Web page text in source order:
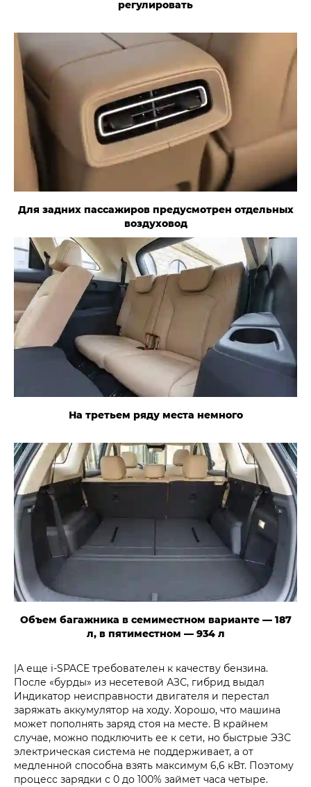
регулировать
Для задних пассажиров предусмотрен отдельных
воздуховод
На третьем ряду места немного
Объем багажника в семиместном варианте — 187
л, в пятиместном — 934 л
|А еще i‑SPACE требователен к качеству бензина.
После «бурды» из несетевой АЗС, гибрид выдал
Индикатор неисправности двигателя и перестал
заряжать аккумулятор на ходу. Хорошо, что машина
может пополнять заряд стоя на месте. В крайнем
случае, можно подключить ее к сети, но быстрые ЭЗС
электрическая система не поддерживает, а от
медленной способна взять максимум 6,6 кВт. Поэтому
процесс зарядки с 0 до 100% займет часа четыре.